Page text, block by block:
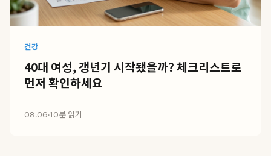
건강
40대 여성, 갱년기 시작됐을까? 체크리스트로
먼저 확인하세요
08.06·10분 읽기